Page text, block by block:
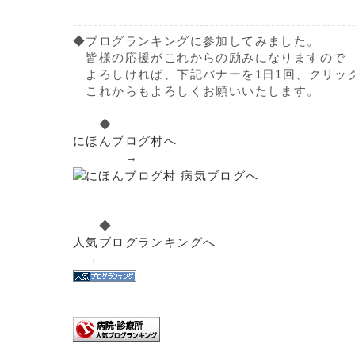
◆ブログランキングに参加してみました。
皆様の応援がこれからの励みになりますので
よろしければ、下記バナーを1日1回、クリッ
これからもよろしくお願いいたします。
◆
にほんブログ村へ
→
◆
人気ブログランキングへ
→